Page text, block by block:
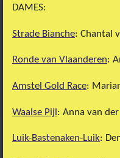
DAMES:
Strade Bianche: Chantal
Ronde van Vlaanderen:
Amstel Gold Race:
Waalse Pijl : Anna van der
Luik-Bastenaken-Luik: